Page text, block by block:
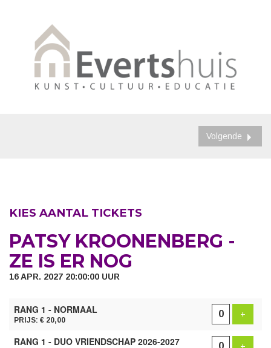
Volgende
KIES AANTAL TICKETS
PATSY KROONENBERG -
ZE IS ER NOG
16 APR. 2027 20:00:00 UUR
TICKETS
RANG 1 - NORMAAL
PRIJS: € 20,00
+
RANG 1 - DUO VRIENDSCHAP 2026-2027